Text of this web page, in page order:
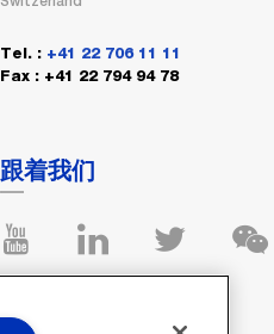
Tel. : +41 22 706 11 11
Fax : +41 22 794 94 78
跟着我们